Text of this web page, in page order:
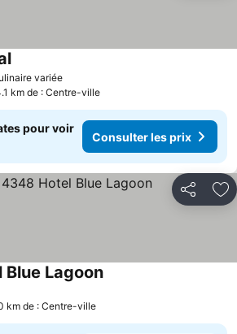
variée
km de : Centre-ville
pour voir
Consulter les prix
Partager
Blue Lagoon
km de : Centre-ville